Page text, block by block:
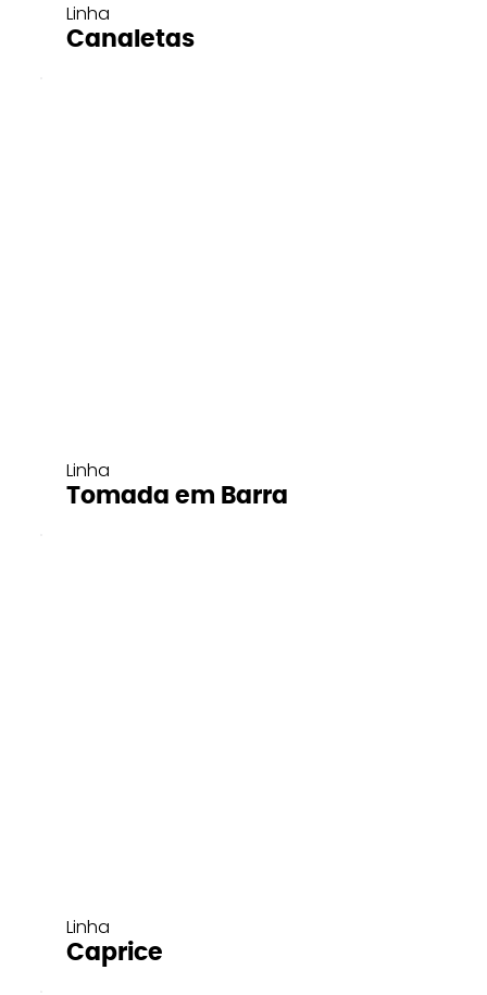
Linha
Canaletas
Linha
Tomada em Barra
Linha
Caprice